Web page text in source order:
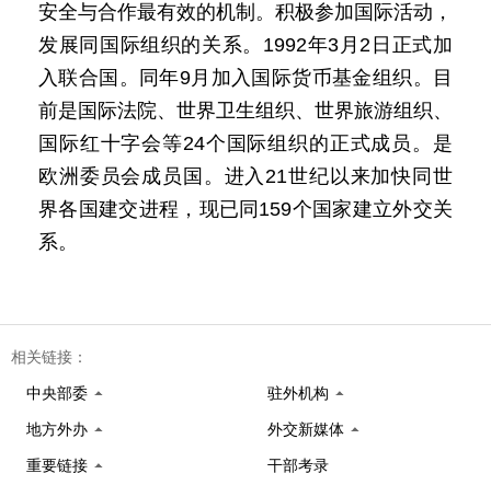
安全与合作最有效的机制。积极参加国际活动，
发展同国际组织的关系。1992年3月2日正式加
入联合国。同年9月加入国际货币基金组织。目
前是国际法院、世界卫生组织、世界旅游组织、
国际红十字会等24个国际组织的正式成员。是
欧洲委员会成员国。进入21世纪以来加快同世
界各国建交进程，现已同159个国家建立外交关
系。
相关链接：
中央部委 驻外机构
地方外办 外交新媒体
重要链接 干部考录